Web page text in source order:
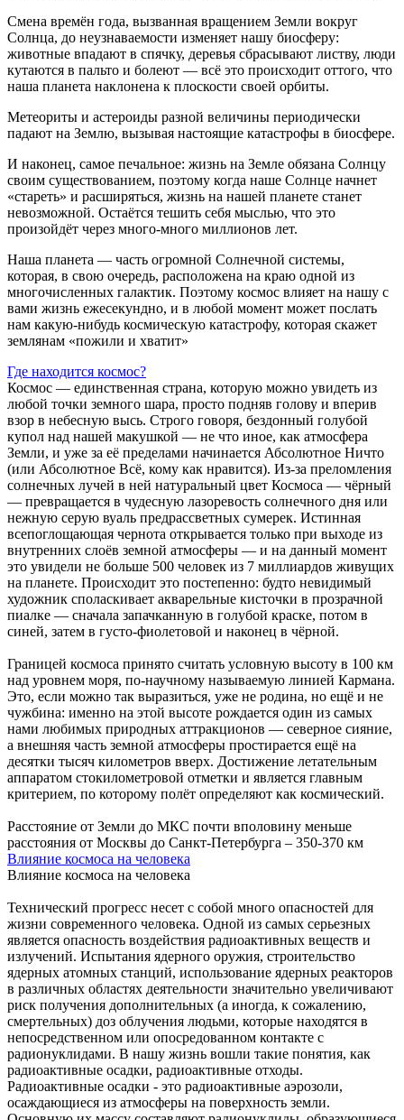
Смена времён года, вызванная вращением Земли вокруг
Солнца, до неузнаваемости изменяет нашу биосферу:
животные впадают в спячку, деревья сбрасывают листву, люди
кутаются в пальто и болеют — всё это происходит оттого, что
наша планета наклонена к плоскости своей орбиты.
Метеориты и астероиды разной величины периодически
падают на Землю, вызывая настоящие катастрофы в биосфере.
И наконец, самое печальное: жизнь на Земле обязана Солнцу
своим существованием, поэтому когда наше Солнце начнет
«стареть» и расширяться, жизнь на нашей планете станет
невозможной. Остаётся тешить себя мыслью, что это
произойдёт через много-много миллионов лет.
Наша планета — часть огромной Солнечной системы,
которая, в свою очередь, расположена на краю одной из
многочисленных галактик. Поэтому космос влияет на нашу с
вами жизнь ежесекундно, и в любой момент может послать
нам какую-нибудь космическую катастрофу, которая скажет
землянам «пожили и хватит»
Где находится космос?
Космос — единственная страна, которую можно увидеть из
любой точки земного шара, просто подняв голову и вперив
взор в небесную высь. Строго говоря, бездонный голубой
купол над нашей макушкой — не что иное, как атмосфера
Земли, и уже за её пределами начинается Абсолютное Ничто
(или Абсолютное Всё, кому как нравится). Из-за преломления
солнечных лучей в ней натуральный цвет Космоса — чёрный
— превращается в чудесную лазоревость солнечного дня или
нежную серую вуаль предрассветных сумерек. Истинная
всепоглощающая чернота открывается только при выходе из
внутренних слоёв земной атмосферы — и на данный момент
это увидели не больше 500 человек из 7 миллиардов живущих
на планете. Происходит это постепенно: будто невидимый
художник споласкивает акварельные кисточки в прозрачной
пиалке — сначала запачканную в голубой краске, потом в
синей, затем в густо-фиолетовой и наконец в чёрной.
Границей космоса принято считать условную высоту в 100 км
над уровнем моря, по-научному называемую линией Кармана.
Это, если можно так выразиться, уже не родина, но ещё и не
чужбина: именно на этой высоте рождается один из самых
нами любимых природных аттракционов — северное сияние,
а внешняя часть земной атмосферы простирается ещё на
десятки тысяч километров вверх. Достижение летательным
аппаратом стокилометровой отметки и является главным
критерием, по которому полёт определяют как космический.
Расстояние от Земли до МКС почти вполовину меньше
расстояния от Москвы до Санкт-Петербурга – 350-370 км
Влияние космоса на человека
Влияние космоса на человека
Технический прогресс несет с собой много опасностей для
жизни современного человека. Одной из самых серьезных
является опасность воздействия радиоактивных веществ и
излучений. Испытания ядерного оружия, строительство
ядерных атомных станций, использование ядерных реакторов
в различных областях деятельности значительно увеличивают
риск получения дополнительных (а иногда, к сожалению,
смертельных) доз облучения людьми, которые находятся в
непосредственном или опосредованном контакте с
радионуклидами. В нашу жизнь вошли такие понятия, как
радиоактивные осадки, радиоактивные отходы.
Радиоактивные осадки - это радиоактивные аэрозоли,
осаждающиеся из атмосферы на поверхность земли.